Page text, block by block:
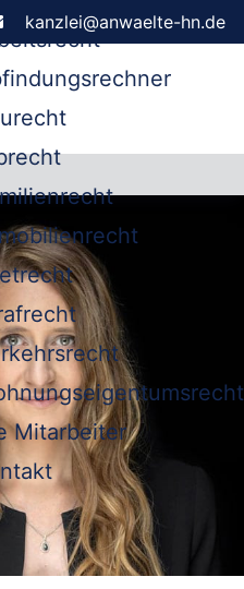
kanzlei@anwaelte-hn.de
Mitarbeiter